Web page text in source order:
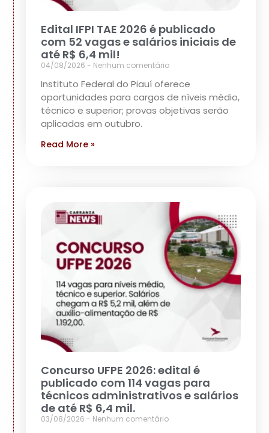
Edital IFPI TAE 2026 é publicado
com 52 vagas e salários iniciais de
até R$ 6,4 mil!
04/08/2026 Nenhum comentário
Instituto Federal do Piauí oferece
oportunidades para cargos de níveis médio,
técnico e superior; provas objetivas serão
aplicadas em outubro.
Read More »
Concurso UFPE 2026: edital é
publicado com 114 vagas para
técnicos administrativos e salários
de até R$ 6,4 mil.
03/08/2026 Nenhum comentário